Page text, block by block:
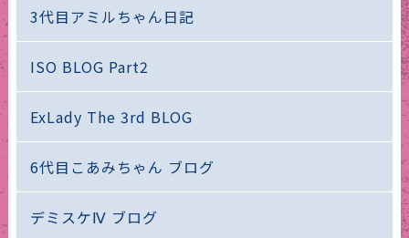
3代目アミルちゃん日記
ISO BLOG Part2
ExLady The 3rd BLOG
6代目こあみちゃん ブログ
デミスケⅣ ブログ